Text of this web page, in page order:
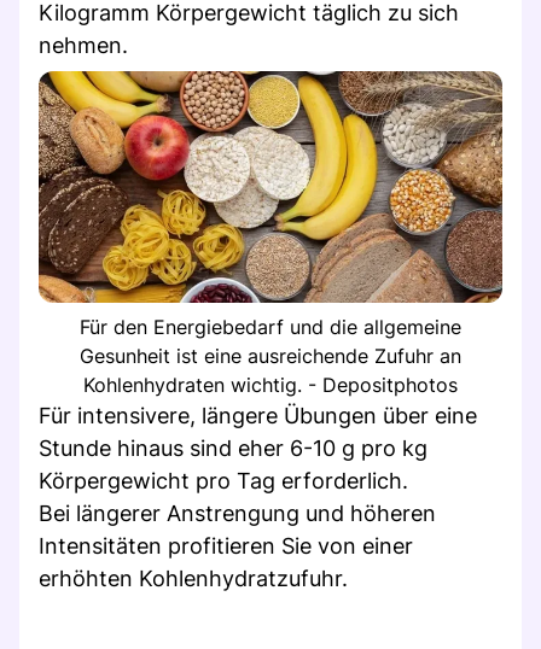
Kilogramm Körpergewicht täglich zu sich
nehmen.
Für den Energiebedarf und die allgemeine
Gesunheit ist eine ausreichende Zufuhr an
Kohlenhydraten wichtig. - Depositphotos
Für intensivere, längere Übungen über eine
Stunde hinaus sind eher 6-10 g pro kg
Körpergewicht pro Tag erforderlich.
Bei längerer Anstrengung und höheren
Intensitäten profitieren Sie von einer
erhöhten Kohlenhydratzufuhr.